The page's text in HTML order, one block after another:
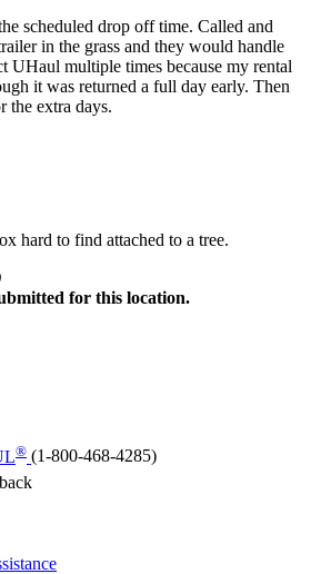
scheduled drop off time. Called and
in the grass and they would handle
UHaul multiple times because my rental
it was returned a full day early. Then
the extra days.
hard to find attached to a tree.
for this location.
® (1-800-468-4285)